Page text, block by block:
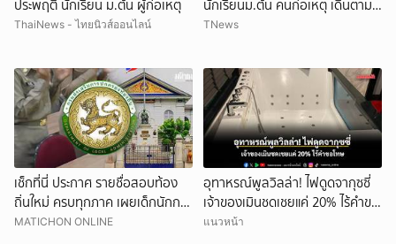
ประพฤติ นักเรียน ม.ต้น ผู้ก่อเหตุ
ThaiNews - ไทยนิวส์ออนไลน์
นักเรียนม.ต้น คนก่อเหตุ เดินตาม
หา
TNews
เช็กที่นี่ ประกาศ รายชื่อสอบท้อง
ถิ่นใหม่ ครบทุกภาค เผยเด็กนักการ
เมืองดังหลุดอื้อ
MATICHON ONLINE
อุทาหรณ์พูลวิลล่า! ไฟดูดจากุซซี่
เจ้าของเมินชดเชยแค่ 20% ไร้คำขอ
โทษ
แนวหน้า